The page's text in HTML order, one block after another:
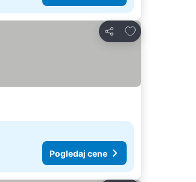
Deli
Dodati u favorite
Pogledaj cene